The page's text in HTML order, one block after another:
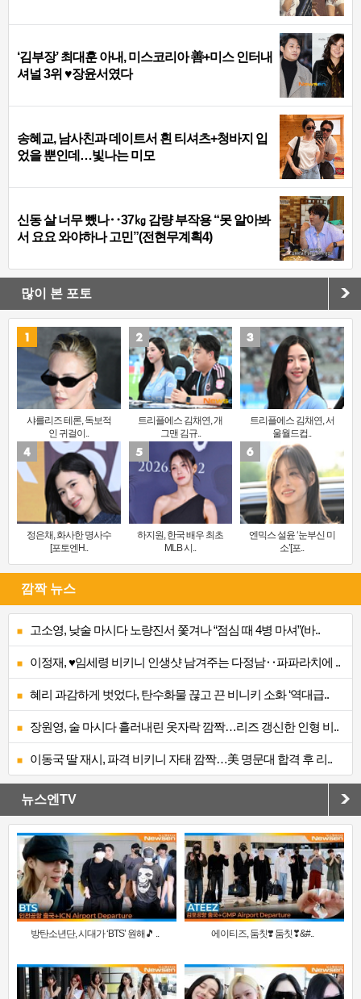
‘김부장’ 최대훈 아내, 미스코리아 善+미스 인터내
셔널 3위 ♥장윤서였다
송혜교, 남사친과 데이트서 흰 티셔츠+청바지 입
었을 뿐인데…빛나는 미모
신동 살 너무 뺐나‥37㎏ 감량 부작용 “못 알아봐
서 요요 와야하나 고민”(전현무계획4)
많이 본 포토
샤를리즈 테론, 독보적
인 귀걸이..
트리플에스 김채연, 개
그맨 김규..
트리플에스 김채연, 서
울월드컵..
정은채, 화사한 명사수
[포토엔H..
하지원, 한국 배우 최초
MLB 시..
엔믹스 설윤 ‘눈부신 미
소’[포..
깜짝 뉴스
고소영, 낮술 마시다 노량진서 쫓겨나 “점심 때 4병 마셔”(바..
이정재, ♥임세령 비키니 인생샷 남겨주는 다정남‥파파라치에 ..
혜리 과감하게 벗었다, 탄수화물 끊고 끈 비니키 소화 ‘역대급..
장원영, 술 마시다 흘러내린 옷자락 깜짝…리즈 갱신한 인형 비..
이동국 딸 재시, 파격 비키니 자태 깜짝…美 명문대 합격 후 리..
뉴스엔TV
방탄소년단, 시대가 ‘BTS’ 원해🎵 .. 에이티즈, 둠칫❣️ 둠칫❣&#..